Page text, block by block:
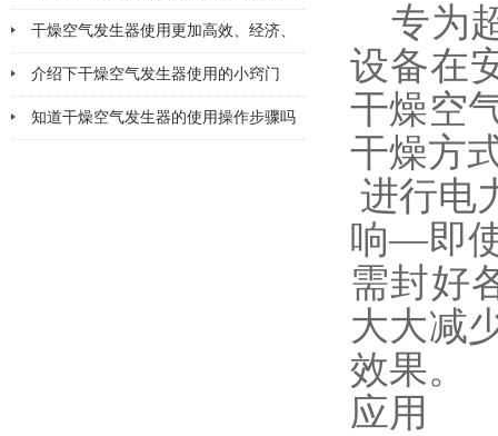
干燥空气发生器使用更加高效、经济、
安全、环保
介绍下干燥空气发生器使用的小窍门
知道干燥空气发生器的使用操作步骤吗
专为
设备在
干燥空
干燥方
进行电
响—即
需封好
大大减
效果。
应用